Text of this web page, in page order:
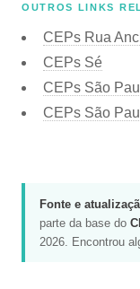
OUTROS LINKS
CEPs Rua
CEPs Sé
CEPs São
CEPs São
Fonte e
parte da base do
2026. Encontrou